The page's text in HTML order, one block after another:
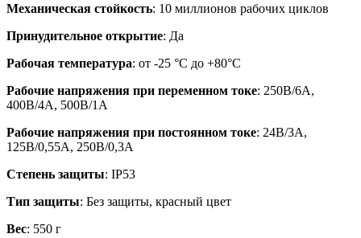
Механическая стойкость: 10 миллионов рабочих циклов
Принудительное открытие: Да
Рабочая температура: от -25 °C до +80°C
Рабочие напряжения при переменном токе: 250В/6А,
400В/4А, 500В/1А
Рабочие напряжения при постоянном токе: 24В/3А,
125В/0,55А, 250В/0,3А
Степень защиты: IP53
Тип защиты: Без защиты, красный цвет
Вес: 550 г